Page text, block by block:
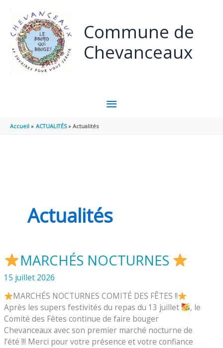
Commune de
Chevanceaux
MENU
Accueil ACTUALITÉS Actualités
Actualités
MARCHÉS NOCTURNES
15 juillet 2026
MARCHÉS NOCTURNES COMITÉ DES FÊTES !!
Après les supers festivités du repas du 13 juillet
, le
Comité des Fêtes continue de faire bouger
Chevanceaux avec son premier marché nocturne de
l’été !!! Merci pour votre présence et votre confiance